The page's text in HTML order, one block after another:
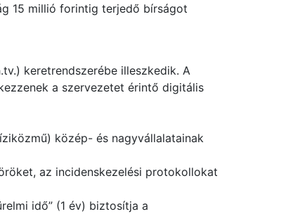
15 millió forintig terjedő bírságot
keretrendszerébe illeszkedik. A
a szervezetet érintő digitális
közép- és nagyvállalatainak
az incidenskezelési protokollokat
idő” (1 év) biztosítja a